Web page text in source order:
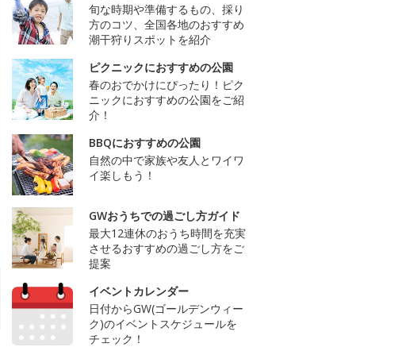
旬な時期や準備するもの、採り
方のコツ、全国各地のおすすめ
潮干狩りスポットを紹介
ピクニックにおすすめの公園
春のおでかけにぴったり！ピク
ニックにおすすめの公園をご紹
介！
BBQにおすすめの公園
自然の中で家族や友人とワイワ
イ楽しもう！
GWおうちでの過ごし方ガイド
最大12連休のおうち時間を充実
させるおすすめの過ごし方をご
提案
イベントカレンダー
日付からGW(ゴールデンウィー
ク)のイベントスケジュールを
チェック！